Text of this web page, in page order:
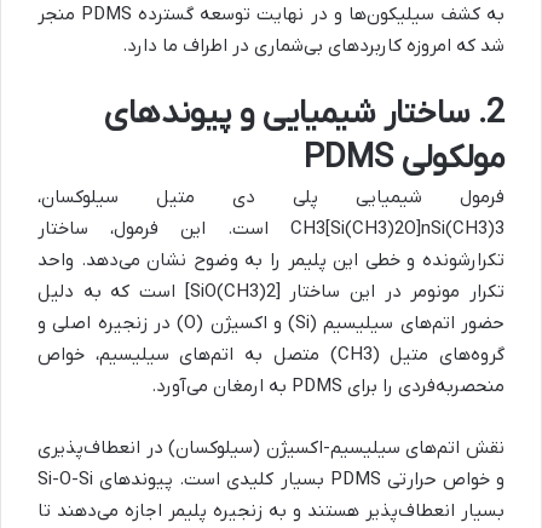
به کشف سیلیکون‌ها و در نهایت توسعه گسترده PDMS منجر
شد که امروزه کاربردهای بی‌شماری در اطراف ما دارد.
2. ساختار شیمیایی و پیوندهای
مولکولی PDMS
فرمول شیمیایی پلی دی متیل سیلوکسان،
CH3[Si(CH3)2O]nSi(CH3)3 است. این فرمول، ساختار
تکرارشونده و خطی این پلیمر را به وضوح نشان می‌دهد. واحد
تکرار مونومر در این ساختار [SiO(CH3)2] است که به دلیل
حضور اتم‌های سیلیسیم (Si) و اکسیژن (O) در زنجیره اصلی و
گروه‌های متیل (CH3) متصل به اتم‌های سیلیسیم، خواص
منحصربه‌فردی را برای PDMS به ارمغان می‌آورد.
نقش اتم‌های سیلیسیم-اکسیژن (سیلوکسان) در انعطاف‌پذیری
و خواص حرارتی PDMS بسیار کلیدی است. پیوندهای Si-O-Si
بسیار انعطاف‌پذیر هستند و به زنجیره پلیمر اجازه می‌دهند تا